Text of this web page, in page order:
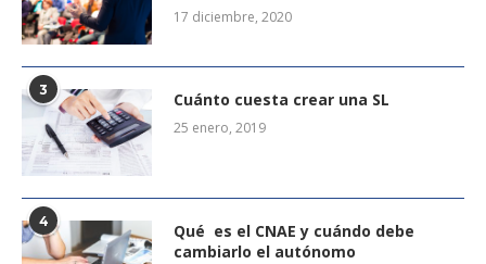
17 diciembre, 2020
3 Cuánto cuesta crear una SL
25 enero, 2019
4
Qué es el CNAE y cuándo debe
cambiarlo el autónomo